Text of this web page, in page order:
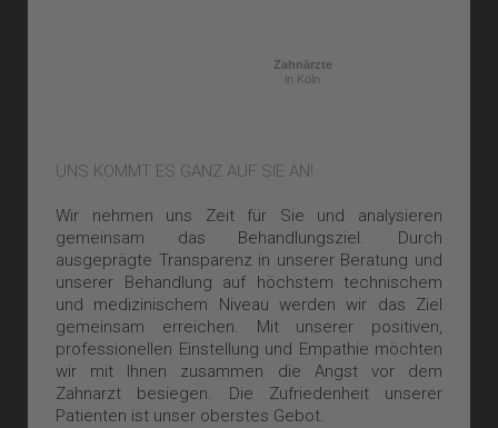
Zahnärzte
in Köln
UNS KOMMT ES GANZ AUF SIE AN!
Wir nehmen uns Zeit für Sie und analysieren
gemeinsam das Behandlungsziel. Durch
ausgeprägte Transparenz in unserer Beratung und
unserer Behandlung auf höchstem technischem
und medizinischem Niveau werden wir das Ziel
gemeinsam erreichen. Mit unserer positiven,
professionellen Einstellung und Empathie möchten
wir mit Ihnen zusammen die Angst vor dem
Zahnarzt besiegen. Die Zufriedenheit unserer
Patienten ist unser oberstes Gebot.